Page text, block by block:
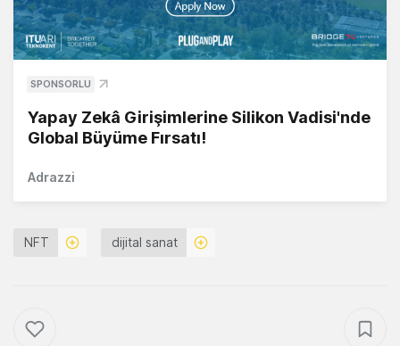
SPONSORLU
Yapay Zekâ Girişimlerine Silikon Vadisi'nde
Global Büyüme Fırsatı!
Adrazzi
NFT dijital sanat